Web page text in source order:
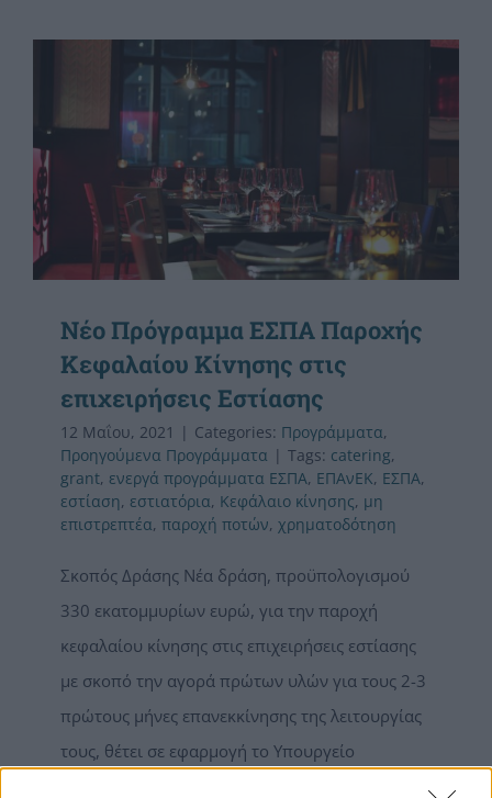
Nέο Πρόγραμμα ΕΣΠΑ Παροχής
Κεφαλαίου Κίνησης στις
επιχειρήσεις Εστίασης
12 Μαΐου, 2021 | Categories: Προγράμματα,
Προηγούμενα Προγράμματα | Tags: catering,
grant, ενεργά προγράμματα ΕΣΠΑ, ΕΠΑνΕΚ, ΕΣΠΑ,
εστίαση, εστιατόρια, Κεφάλαιο κίνησης, μη
επιστρεπτέα, παροχή ποτών, χρηματοδότηση
Σκοπός Δράσης Νέα δράση, προϋπολογισμού
330 εκατομμυρίων ευρώ, για την παροχή
κεφαλαίου κίνησης στις επιχειρήσεις εστίασης
με σκοπό την αγορά πρώτων υλών για τους 2-3
πρώτους μήνες επανεκκίνησης της λειτουργίας
τους, θέτει σε εφαρμογή το Υπουργείο